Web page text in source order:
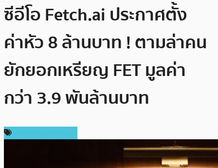
ซีอีโอ Fetch.ai ประกาศตั้ง
ค่าหัว 8 ล้านบาท ! ตามล่าคน
ยักยอกเหรียญ FET มูลค่า
กว่า 3.9 พันล้านบาท